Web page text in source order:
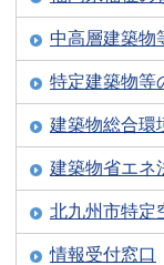
中高層建築物
特定建築物等
建築物総合環
建築物省エネ
北九州市特定
情報受付窓口